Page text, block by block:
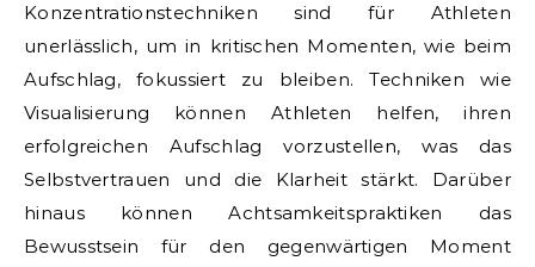
Konzentrationstechniken sind für Athleten
unerlässlich, um in kritischen Momenten, wie beim
Aufschlag, fokussiert zu bleiben. Techniken wie
Visualisierung können Athleten helfen, ihren
erfolgreichen Aufschlag vorzustellen, was das
Selbstvertrauen und die Klarheit stärkt. Darüber
hinaus können Achtsamkeitspraktiken das
Bewusstsein für den gegenwärtigen Moment